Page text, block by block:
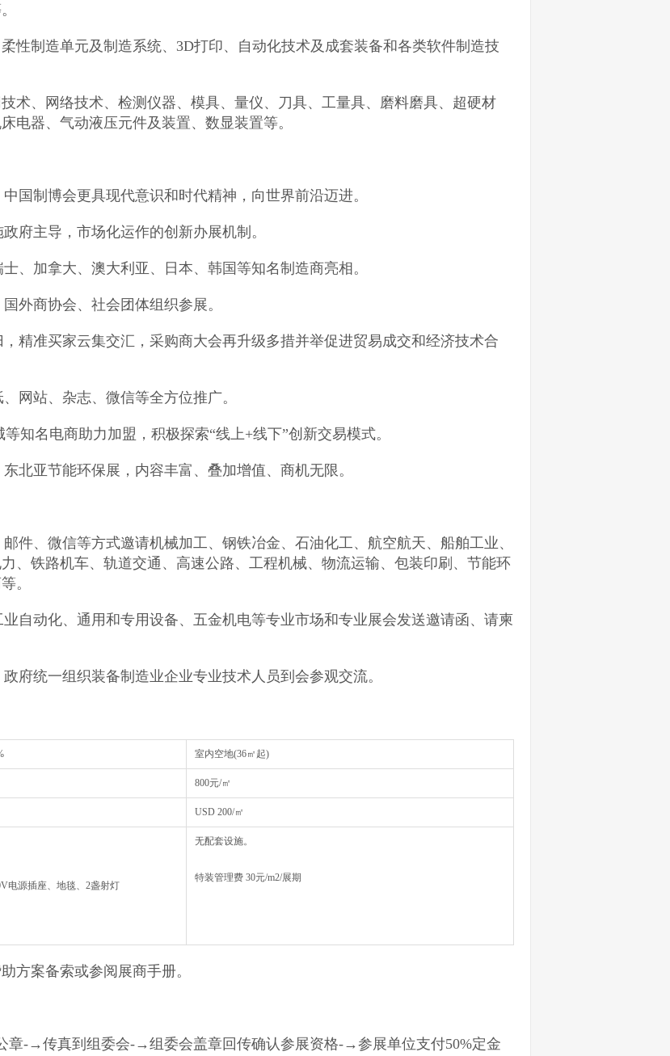
性制造单元及制造系统、3D打印、自动化技术及成套装备和各类软件制造技
术、网络技术、检测仪器、模具、量仪、刀具、工量具、磨料磨具、超硬材
电器、气动液压元件及装置、数显装置等。
国制博会更具现代意识和时代精神，向世界前沿迈进。
府主导，市场化运作的创新办展机制。
、加拿大、澳大利亚、日本、韩国等知名制造商亮相。
外商协会、社会团体组织参展。
精准买家云集交汇，采购商大会再升级多措并举促进贸易成交和经济技术合
网站、杂志、微信等全方位推广。
知名电商助力加盟，积极探索“线上+线下”创新交易模式。
北亚节能环保展，内容丰富、叠加增值、商机无限。
件、微信等方式邀请机械加工、钢铁冶金、石油化工、航空航天、船舶工业、
、铁路机车、轨道交通、高速公路、工程机械、物流运输、包装印刷、节能环
。
自动化、通用和专用设备、五金机电等专业市场和专业展会发送邀请函、请柬
府统一组织装备制造业企业专业技术人员到会参观交流。
室内空地(36㎡起)
800元/㎡
USD 200/㎡
电源插座、地毯、2盏射灯
无配套设施。
特装管理费 30元/m2/展期
方案备索或参阅展商手册。
-→传真到组委会-→组委会盖章回传确认参展资格-→参展单位支付50%定金